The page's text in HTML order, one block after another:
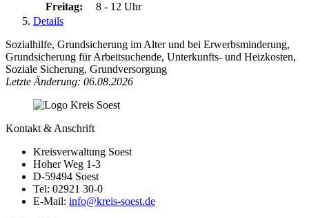
Freitag:
8 - 12 Uhr
Details
Sozialhilfe, Grundsicherung im Alter und bei Erwerbsminderung,
Grundsicherung für Arbeitsuchende, Unterkunfts- und Heizkosten,
Soziale Sicherung, Grundversorgung
Letzte Änderung: 06.08.2026
Kontakt & Anschrift
Kreisverwaltung Soest
Hoher Weg 1-3
D-59494 Soest
Tel: 02921 30-0
E-Mail: info@​kreis-soest.de